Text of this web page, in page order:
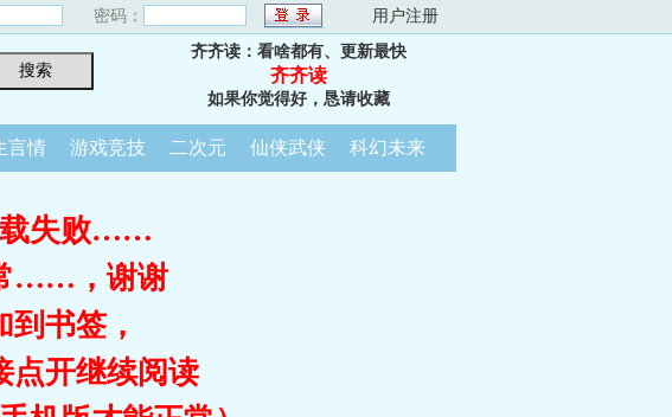
密码： 用户注册
齐齐读：看啥都有、更新最快
齐齐读
如果你觉得好，恳请收藏
言情 游戏竞技 二次元 仙侠武侠 科幻未来
载失败……
……，谢谢
书签，
点开继续阅读